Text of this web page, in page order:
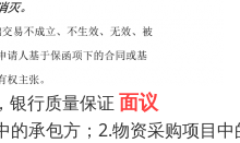
银行质量保证 面议
的承包方；2.物资采购项目